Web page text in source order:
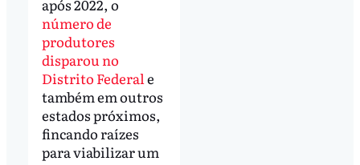
após 2022, o
número de
produtores
disparou no
Distrito Federale
também em outros
estados próximos,
fincando raízes
para viabilizar um